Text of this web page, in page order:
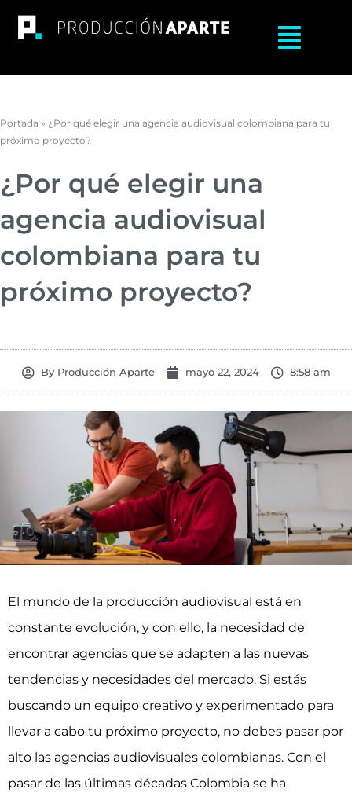
contenido
Main
Menu
Portada » ¿Por qué elegir una agencia audiovisual colombiana para tu
próximo proyecto?
¿Por qué elegir una
agencia audiovisual
colombiana para tu
próximo proyecto?
ByProducción Aparte mayo 22, 2024 8:58 am
El mundo de la producción audiovisual está en
constante evolución, y con ello, la necesidad de
encontrar agencias que se adapten a las nuevas
tendencias y necesidades del mercado. Si estás
buscando un equipo creativo y experimentado para
llevar a cabo tu próximo proyecto, no debes pasar por
alto las agencias audiovisuales colombianas. Con el
pasar de las últimas décadas Colombia se ha